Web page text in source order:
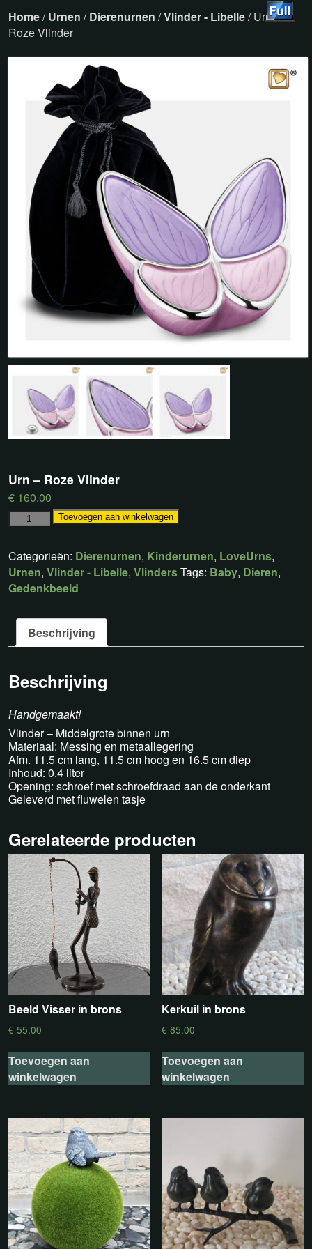
Home/Urnen /Dierenurnen /Vlinder - Libelle/ Urn –
Roze Vlinder
Urn – Roze Vlinder
€ 160.00
Toevoegen aan winkelwagen
Categorieën: Dierenurnen, Kinderurnen, LoveUrns,
Urnen, Vlinder - Libelle, VlindersTags: Baby, Dieren,
Gedenkbeeld
Beschrijving
Beschrijving
Handgemaakt!
Vlinder – Middelgrote binnen urn
Materiaal: Messing en metaallegering
Afm. 11.5 cm lang, 11.5 cm hoog en 16.5 cm diep
Inhoud: 0.4 liter
Opening: schroef met schroefdraad aan de onderkant
Geleverd met fluwelen tasje
Gerelateerde producten
Beeld Visser in brons
€ 55.00
Toevoegen aan
winkelwagen
Kerkuil in brons
€ 85.00
Toevoegen aan
winkelwagen